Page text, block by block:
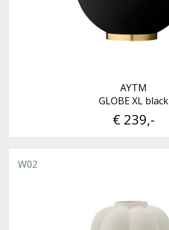
AYTM
GLOBE XL black
€ 239,-
W02